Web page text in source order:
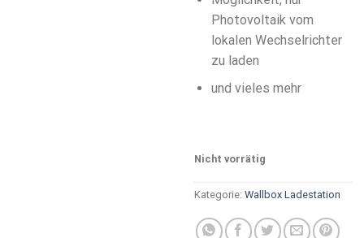
Photovoltaik vom
lokalen Wechselrichter
zu laden
und vieles mehr
Nicht vorrätig
Kategorie: Wallbox Ladestation